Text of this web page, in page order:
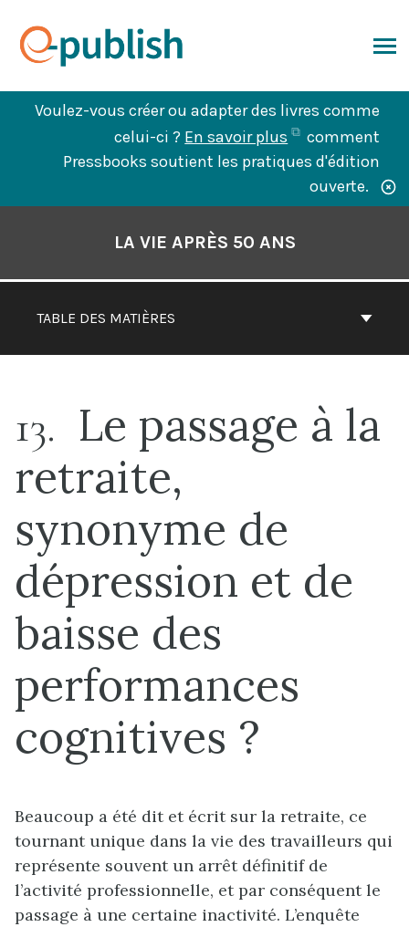
contenu
Voulez-vous créer ou adapter des livres comme
celui-ci ? En savoir plus
(ouvre
dans
un
nouvel
comment
Pressbooks soutient les pratiques d'édition
ouverte.
TABLE DES MATIÈRES
LA VIE APRÈS 50 ANS
13
Le passage à la
retraite,
synonyme de
dépression et de
baisse des
performances
cognitives ?
Beaucoup a été dit et écrit sur la retraite, ce
tournant unique dans la vie des travailleurs qui
représente souvent un arrêt définitif de
l’activité professionnelle, et par conséquent le
passage à une certaine inactivité. L’enquête